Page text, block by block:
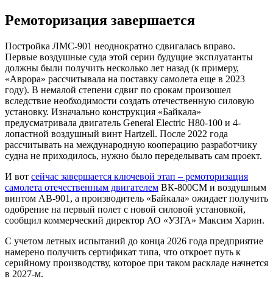
Ремоторизация завершается
Постройка ЛМС-901 неоднократно сдвигалась вправо.
Первые воздушные суда этой серии будущие эксплуатанты
должны были получить несколько лет назад (к примеру,
«Аврора» рассчитывала на поставку самолета еще в 2023
году). В немалой степени сдвиг по срокам произошел
вследствие необходимости создать отечественную силовую
установку. Изначально конструкция «Байкала»
предусматривала двигатель General Electric H80-100 и 4-
лопастной воздушный винт Hartzell. После 2022 года
рассчитывать на международную кооперацию разработчику
судна не приходилось, нужно было переделывать сам проект.
И вот сейчас завершается ключевой этап – ремоторизация
самолета отечественным двигателем ВК-800СМ и воздушным
винтом АВ-901, а производитель «Байкала» ожидает получить
одобрение на первый полет с новой силовой установкой,
сообщил коммерческий директор АО «УЗГА» Максим Харин.
С учетом летных испытаний до конца 2026 года предприятие
намерено получить сертификат типа, что откроет путь к
серийному производству, которое при таком раскладе начнется
в 2027-м.